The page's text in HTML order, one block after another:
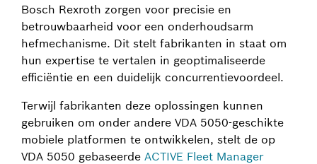
Bosch Rexroth zorgen voor precisie en
betrouwbaarheid voor een onderhoudsarm
hefmechanisme. Dit stelt fabrikanten in staat om
hun expertise te vertalen in geoptimaliseerde
efficiëntie en een duidelijk concurrentievoordeel.
Terwijl fabrikanten deze oplossingen kunnen
gebruiken om onder andere VDA 5050-geschikte
mobiele platformen te ontwikkelen, stelt de op
VDA 5050 gebaseerde ACTIVE Fleet Manager